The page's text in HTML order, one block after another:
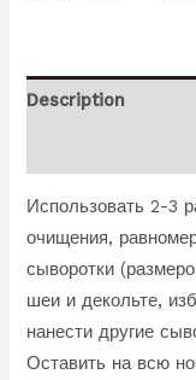
Description
Использовать 2-3
очищения,
сыворотки
шеи и декольте,
нанести другие
Оставить на всю